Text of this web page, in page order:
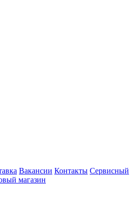
Вакансии Контакты Сервисный
магазин